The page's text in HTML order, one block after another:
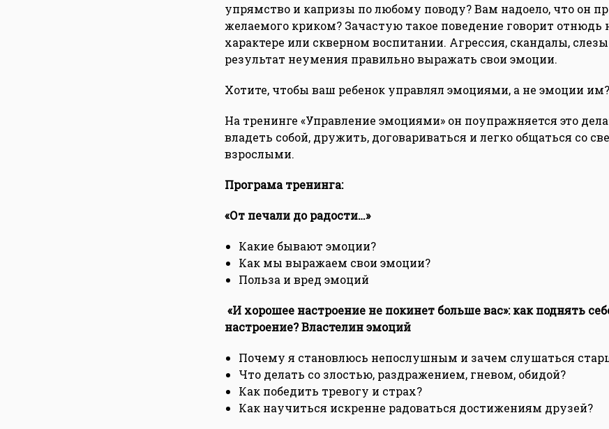
упрямство и капризы по любому поводу? Вам надоело, что он
желаемого криком? Зачастую такое поведение говорит отнюдь
характере или скверном воспитании. Агрессия, скандалы,
результат неумения правильно выражать свои эмоции.
Хотите, чтобы ваш ребенок управлял эмоциями, а не эмоции им?
На тренинге «Управление эмоциями» он поупражняется это
владеть собой, дружить, договариваться и легко общаться со
взрослыми.
Програма тренинга:
«От печали до радости…»
Какие бывают эмоции?
Как мы выражаем свои эмоции?
Польза и вред эмоций
«И хорошее настроение не покинет больше вас»: как поднять
настроение?Властелин эмоций
Почему я становлюсь непослушным и зачем слушаться
Что делать со злостью, раздражением, гневом, обидой?
Как победить тревогу и страх?
Как научиться искренне радоваться достижениям друзей?